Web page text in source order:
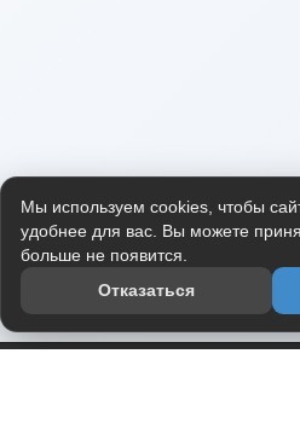
Мы используем cookies, чтобы
удобнее для вас. Вы можете
больше не появится.
Отказаться